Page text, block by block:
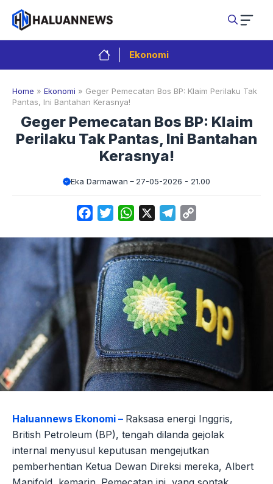
Langsung
isi
Ekonomi
Home » Ekonomi » Geger Pemecatan Bos BP: Klaim Perilaku Tak
Pantas, Ini Bantahan Kerasnya!
Geger Pemecatan Bos BP: Klaim
Perilaku Tak Pantas, Ini Bantahan
Kerasnya!
Eka Darmawan 27-05-2026 - 21.00
FacebookTwitterWhatsApp Telegram
Haluannews Ekonomi – Raksasa energi Inggris,
British Petroleum (BP), tengah dilanda gejolak
internal menyusul keputusan mengejutkan
pemberhentian Ketua Dewan Direksi mereka, Albert